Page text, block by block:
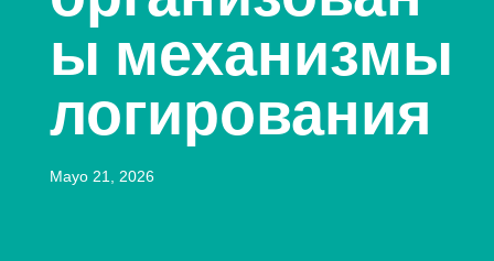
ы механизмы
логирования
Mayo 21, 2026